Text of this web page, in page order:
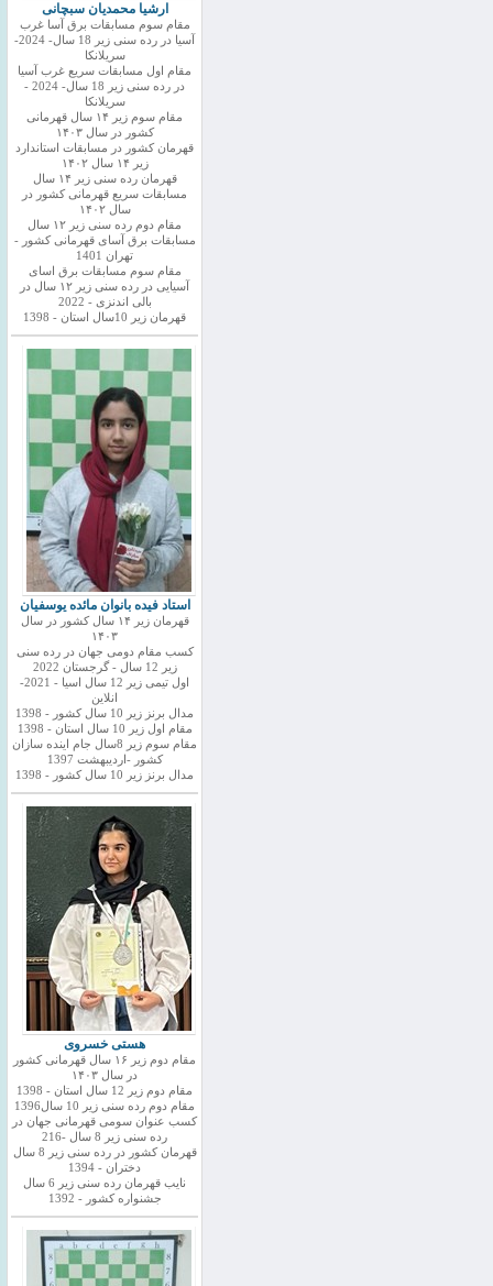
ارشیا محمدیان سبچانی
مقام سوم مسابقات برق آسا غرب
آسیا در رده سنی زیر 18 سال- 2024-
سریلانکا
مقام اول مسابقات سریع غرب آسیا
در رده سنی زیر 18 سال- 2024 -
سریلانکا
مقام سوم زیر ۱۴ سال قهرمانی
کشور در سال ۱۴۰۳
قهرمان کشور در مسابقات استاندارد
زیر ۱۴ سال ۱۴۰۲
قهرمان رده سنی زیر ۱۴ سال
مسابقات سریع قهرمانی کشور در
سال ۱۴۰۲
مقام دوم رده سنی زیر ۱۲ سال
مسابقات برق آسای قهرمانی کشور -
تهران 1401
مقام سوم مسابقات برق اسای
آسیایی در رده سنی زیر ۱۲ سال در
بالی اندنزی - 2022
قهرمان زیر 10سال استان - 1398
استاد فیده بانوان مائده یوسفیان
قهرمان زیر ۱۴ سال کشور در سال
۱۴۰۳
کسب مقام دومی جهان در رده سنی
زیر 12 سال - گرجستان 2022
اول تیمی زیر 12 سال اسیا - 2021-
انلاین
مدال برنز زیر 10 سال کشور - 1398
مقام اول زیر 10 سال استان - 1398
مقام سوم زیر 8سال جام اینده سازان
کشور -اردیبهشت 1397
مدال برنز زیر 10 سال کشور - 1398
هستی خسروی
مقام دوم زیر ۱۶ سال قهرمانی کشور
در سال ۱۴۰۳
مقام دوم زیر 12 سال استان - 1398
مقام دوم رده سنی زیر 10 سال1396
کسب عنوان سومی قهرمانی جهان در
رده سنی زیر 8 سال -216
قهرمان کشور در رده سنی زیر 8 سال
دختران - 1394
نایب قهرمان رده سنی زیر 6 سال
جشنواره کشور - 1392